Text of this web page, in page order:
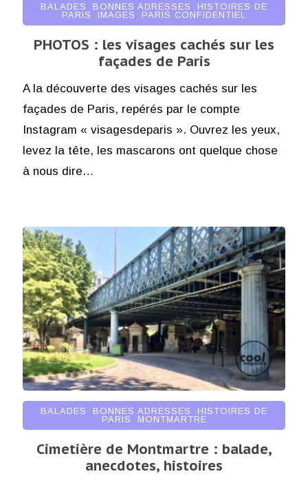
BALADES BONNES ADRESSES
HISTOIRES DE
PARIS
IMAGES PARIS CONFIDENTIEL
PHOTOS : les visages cachés sur les
façades de Paris
A la découverte des visages cachés sur les
façades de Paris, repérés par le compte
Instagram « visagesdeparis ». Ouvrez les yeux,
levez la tête, les mascarons ont quelque chose
à nous dire…
BALADES , BONNES ADRESSES , HISTOIRES DE
PARIS , MONTMARTRE
Cimetière de Montmartre : balade,
anecdotes, histoires